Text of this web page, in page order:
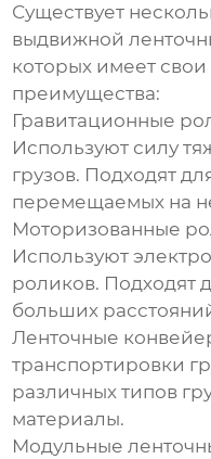
Существует
выдвижной
которых имеет
преимущества:
Гравитационные
Используют силу
грузов. Подходят
перемещаемых на
Моторизованные
Используют
роликов. Подходят
больших
Ленточные
транспортировки
различных типов
материалы.
Модульные